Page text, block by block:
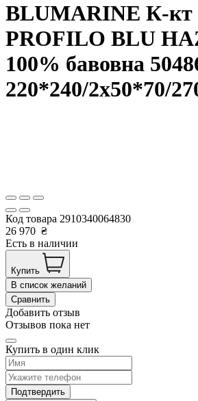
BLUMARINE К-кт
PROFILO BLU
100% бавовна
220*240/2х50*70/
Код товара 2910340064830
26 970 ₴
Есть в наличии
Купить
В список желаний
Сравнить
Добавить отзыв
Отзывов пока нет
Купить в один клик
Подтвердить